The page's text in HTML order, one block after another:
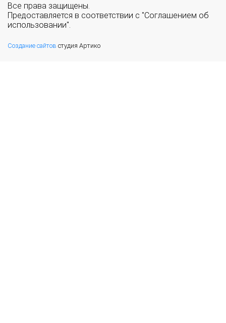
Все права защищены.
Предоставляется в соответствии с "Соглашением об
использовании".
Создание сайтов студия Артико